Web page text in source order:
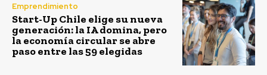
Emprendimiento
Start-Up Chile elige su nueva
generación: la IA domina, pero
la economía circular se abre
paso entre las 59 elegidas